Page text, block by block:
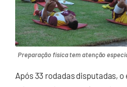
Preparação física tem atenção
Após 33 rodadas disputadas,